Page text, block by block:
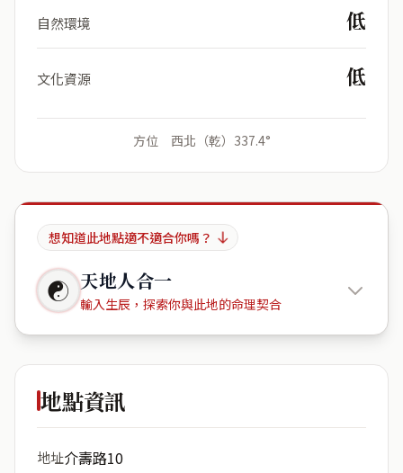
自然環境 低
文化資源 低
方位 西北（乾）337.4°
想知道此地點適不適合你嗎？
☯ 天地人合一
輸入生辰，探索你與此地的命理契合
連江縣南
地點資訊
地址介壽路10